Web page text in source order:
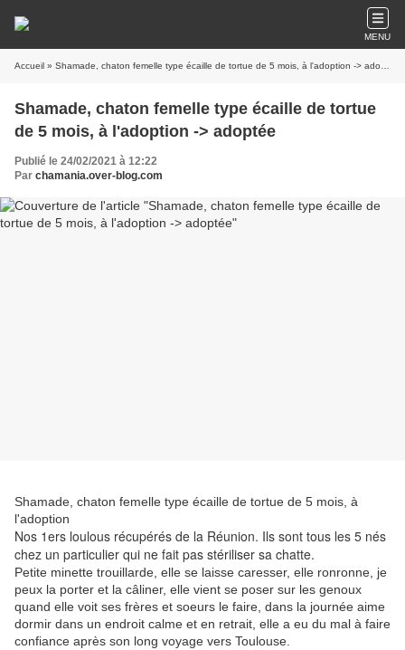
MENU
Accueil » Shamade, chaton femelle type écaille de tortue de 5 mois, à l'adoption -> adoptée
Shamade, chaton femelle type écaille de tortue
de 5 mois, à l'adoption -> adoptée
Publié le 24/02/2021 à 12:22
Par chamania.over-blog.com
Shamade, chaton femelle type écaille de tortue de 5 mois, à
l'adoption
Nos 1ers loulous récupérés de la Réunion. Ils sont tous les 5 nés
chez un particulier qui ne fait pas stériliser sa chatte.
Petite minette trouillarde, elle se laisse caresser, elle ronronne, je
peux la porter et la câliner, elle vient se poser sur les genoux
quand elle voit ses frères et soeurs le faire, dans la journée aime
dormir dans un endroit calme et en retrait, elle a eu du mal à faire
confiance après son long voyage vers Toulouse.